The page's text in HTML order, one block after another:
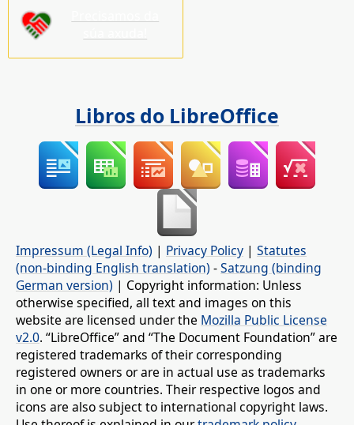
Libros do LibreOffice
Impressum (Legal Info) | Privacy Policy | Statutes
(non-binding English translation) -Satzung (binding
German version) | Copyright information: Unless
otherwise specified, all text and images on this
website are licensed under the Mozilla Public License
v2.0. “LibreOffice” and “The Document Foundation” are
registered trademarks of their corresponding
registered owners or are in actual use as trademarks
in one or more countries. Their respective logos and
icons are also subject to international copyright laws.